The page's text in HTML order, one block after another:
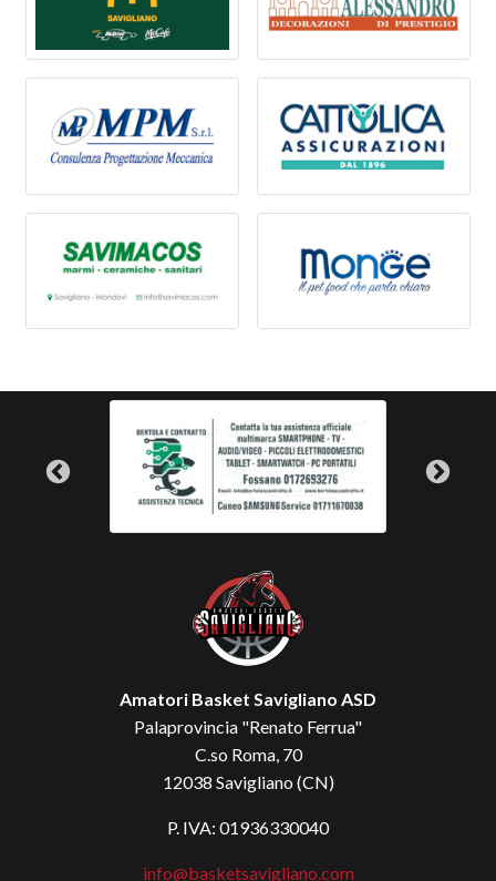
Amatori Basket Savigliano ASD
Palaprovincia "Renato Ferrua"
C.so Roma, 70
12038 Savigliano (CN)
P. IVA: 01936330040
info@basketsavigliano.com